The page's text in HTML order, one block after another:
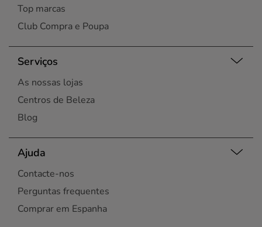
Top marcas
Club Compra e Poupa
Serviços
As nossas lojas
Centros de Beleza
Blog
Ajuda
Contacte-nos
Perguntas frequentes
Comprar em Espanha